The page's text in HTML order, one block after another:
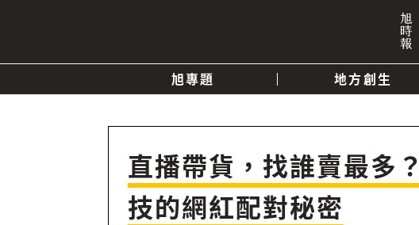
旭專題 地方創生
快速連結
直播帶貨，找誰賣最多
技的網紅配對秘密